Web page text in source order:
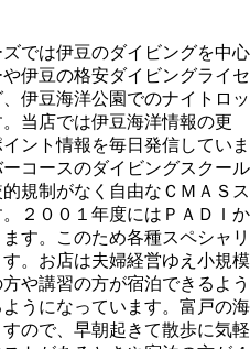
では伊豆のダイビングを中心
伊豆の格安ダイビングライセ
伊豆海洋公園でのナイトロッ
当店では伊豆海洋情報の更
ント情報を毎日発信していま
コースのダイビングスクール
規制がなく自由なＣＭＡＳス
２００１年度にはＰＡＤＩか
す。このため各種スペシャリ
。お店は夫婦経営ゆえ小規模
や講習の方が宿泊できるよう
うになっています。富戸の海
ので、早朝起きて散歩に気軽